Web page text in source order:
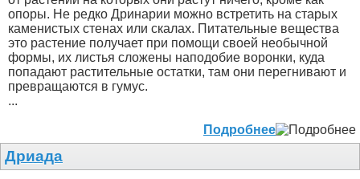
опоры. Не редко Дринарии можно встретить на старых
каменистых стенах или скалах. Питательные вещества
это растение получает при помощи своей необычной
формы, их листья сложены наподобие воронки, куда
попадают растительные остатки, там они перегнивают и
превращаются в гумус.
...
Подробнее
Дриада